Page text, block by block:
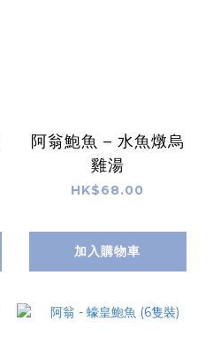
阿翁鮑魚 – 水魚燉烏
雞湯
HK$68.00
加入購物車